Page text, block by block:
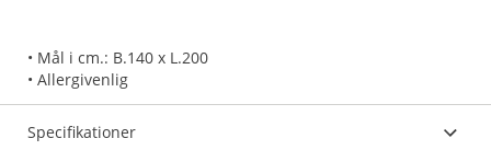
• Mål i cm.: B.140 x L.200
• Allergivenlig
Specifikationer